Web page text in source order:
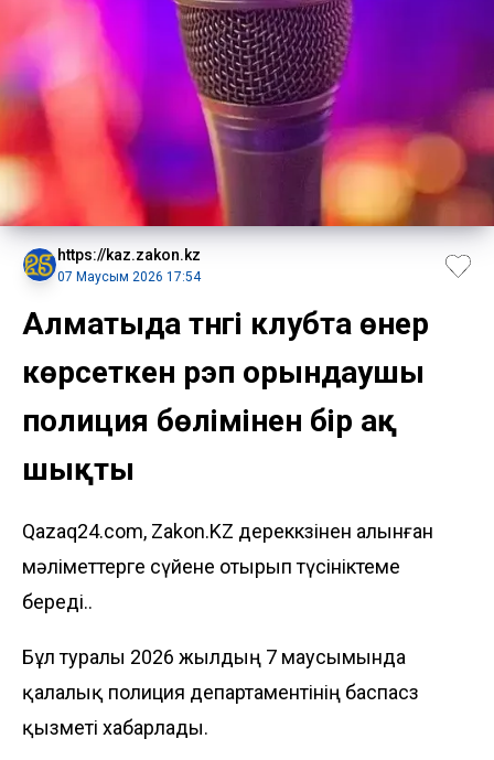
https://kaz.zakon.kz
07 Маусым 2026 17:54
Алматыда түнгі клубта өнер
көрсеткен рэп орындаушы
полиция бөлімінен бір ақ
шықты
Qazaq24.com, Zakon.KZ дереккөзінен алынған
мәліметтерге сүйене отырып түсініктеме
береді..
Бұл туралы 2026 жылдың 7 маусымында
қалалық полиция департаментінің баспасөз
қызметі хабарлады.